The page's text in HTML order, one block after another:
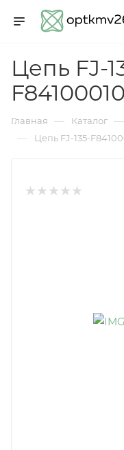
Цепь FJ-
Главная — Каталог —
— Цепь FJ-135-